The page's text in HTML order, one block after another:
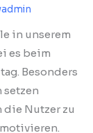
in unserem
es beim
Besonders
setzen
die Nutzer zu